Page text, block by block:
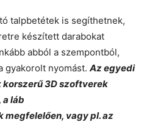
talpbetétek is segíthetnek,
készített darabokat
abból a szempontból,
gyakorolt ​​nyomást. Az egyedi
3D szoftverek
láb
megfelelően, vagy pl. az